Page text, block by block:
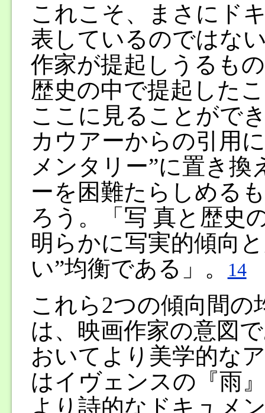
これこそ、まさにド
表しているのではな
作家が提起しうるも
歴史の中で提起した
ここに見ることがで
カウアーからの引用
メンタリー”に置き
ーを困難たらしめる
ろう。「写 真と歴史
明らかに写実的傾向
い”均衡である」。
14
これら2つの傾向間
は、映画作家の意図
おいてより美学的な
はイヴェンスの『雨
より詩的なドキュメ